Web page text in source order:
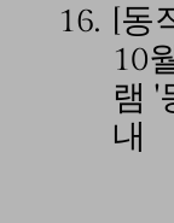
16.
[동
10
램 '
내